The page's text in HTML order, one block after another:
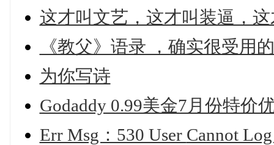
这才叫文艺，这才叫装逼，
《教父》语录 ，确实很受用
为你写诗
Godaddy 0.99美金7月份特价
Err Msg：530 User Cannot